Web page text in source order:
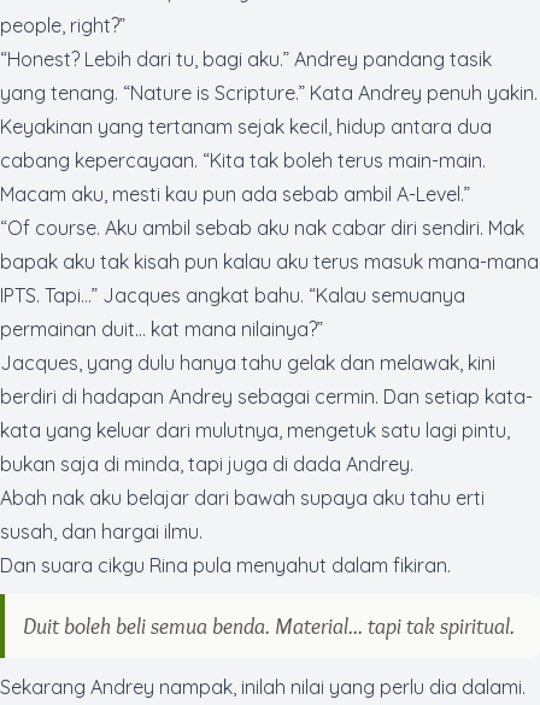
people, right?”
“Honest? Lebih dari tu, bagi aku.” Andrey pandang tasik
yang tenang. “Nature is Scripture.” Kata Andrey penuh yakin.
Keyakinan yang tertanam sejak kecil, hidup antara dua
cabang kepercayaan. “Kita tak boleh terus main-main.
Macam aku, mesti kau pun ada sebab ambil A-Level.”
“Of course. Aku ambil sebab aku nak cabar diri sendiri. Mak
bapak aku tak kisah pun kalau aku terus masuk mana-mana
IPTS. Tapi…” Jacques angkat bahu. “Kalau semuanya
permainan duit… kat mana nilainya?”
Jacques, yang dulu hanya tahu gelak dan melawak, kini
berdiri di hadapan Andrey sebagai cermin. Dan setiap kata-
kata yang keluar dari mulutnya, mengetuk satu lagi pintu,
bukan saja di minda, tapi juga di dada Andrey.
Abah nak aku belajar dari bawah supaya aku tahu erti
susah, dan hargai ilmu.
Dan suara cikgu Rina pula menyahut dalam fikiran.
Duit boleh beli semua benda. Material... tapi tak spiritual.
Sekarang Andrey nampak, inilah nilai yang perlu dia dalami.